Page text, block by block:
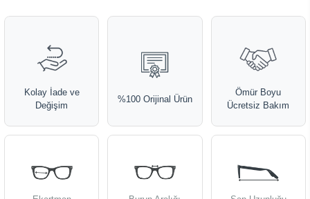
Kolay İade ve
Değişim
%100 Orijinal Ürün
Ömür Boyu
Ücretsiz Bakım